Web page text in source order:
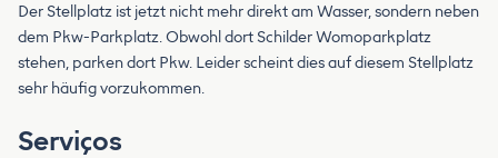
Der Stellplatz ist jetzt nicht mehr direkt am Wasser, sondern neben
dem Pkw-Parkplatz. Obwohl dort Schilder Womoparkplatz
stehen, parken dort Pkw. Leider scheint dies auf diesem Stellplatz
sehr häufig vorzukommen.
Serviços